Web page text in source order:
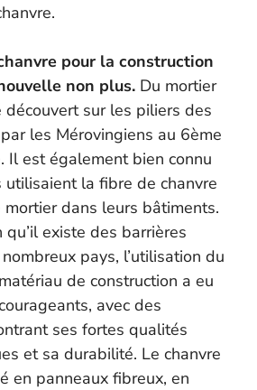
pour la construction
non plus. Du mortier
découvert sur les piliers des
les Mérovingiens au 6ème
Il est également bien connu
utilisaient la fibre de chanvre
dans leurs bâtiments.
qu’il existe des barrières
pays, l’utilisation du
de construction a eu
avec des
ses fortes qualités
et sa durabilité. Le chanvre
en panneaux fibreux, en